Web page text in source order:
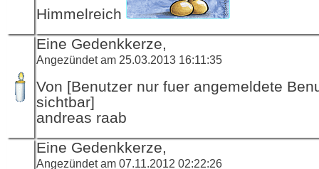
Himmelreich
Eine Gedenkkerze,
Angezündet am 25.03.2013 16:11:35
Von [Benutzer nur fuer angemeldete
sichtbar]
andreas raab
Eine Gedenkkerze,
Angezündet am 07.11.2012 02:22:26